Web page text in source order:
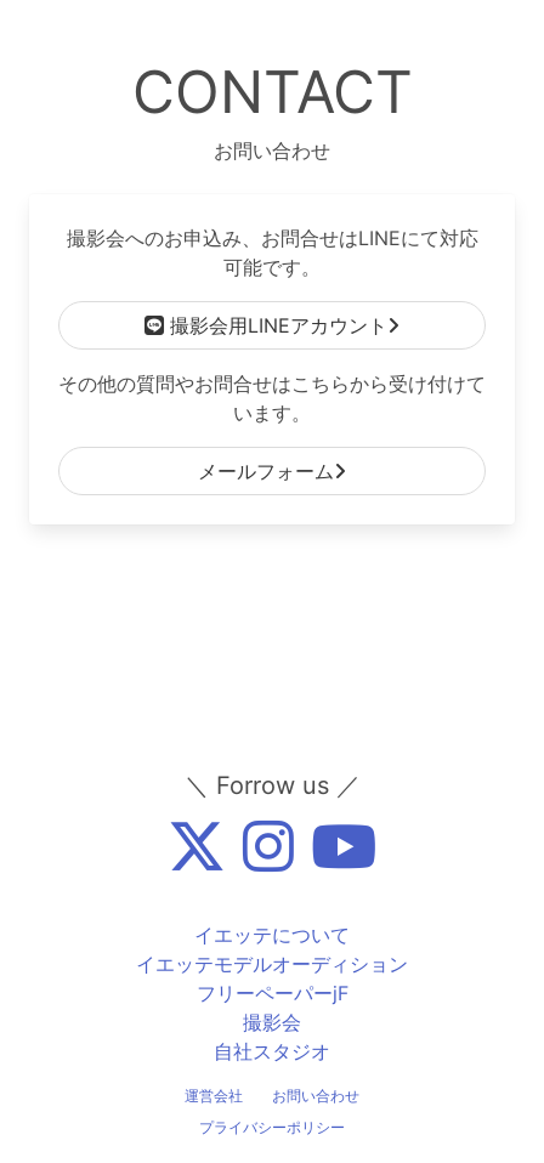
CONTACT
お問い合わせ
撮影会へのお申込み、お問合せはLINEにて対応
可能です。
撮影会用LINEアカウント
その他の質問やお問合せはこちらから受け付けて
います。
メールフォーム
＼ Forrow us ／
イエッテについて
イエッテモデルオーディション
フリーペーパーjF
撮影会
自社スタジオ
運営会社
お問い合わせ
プライバシーポリシー